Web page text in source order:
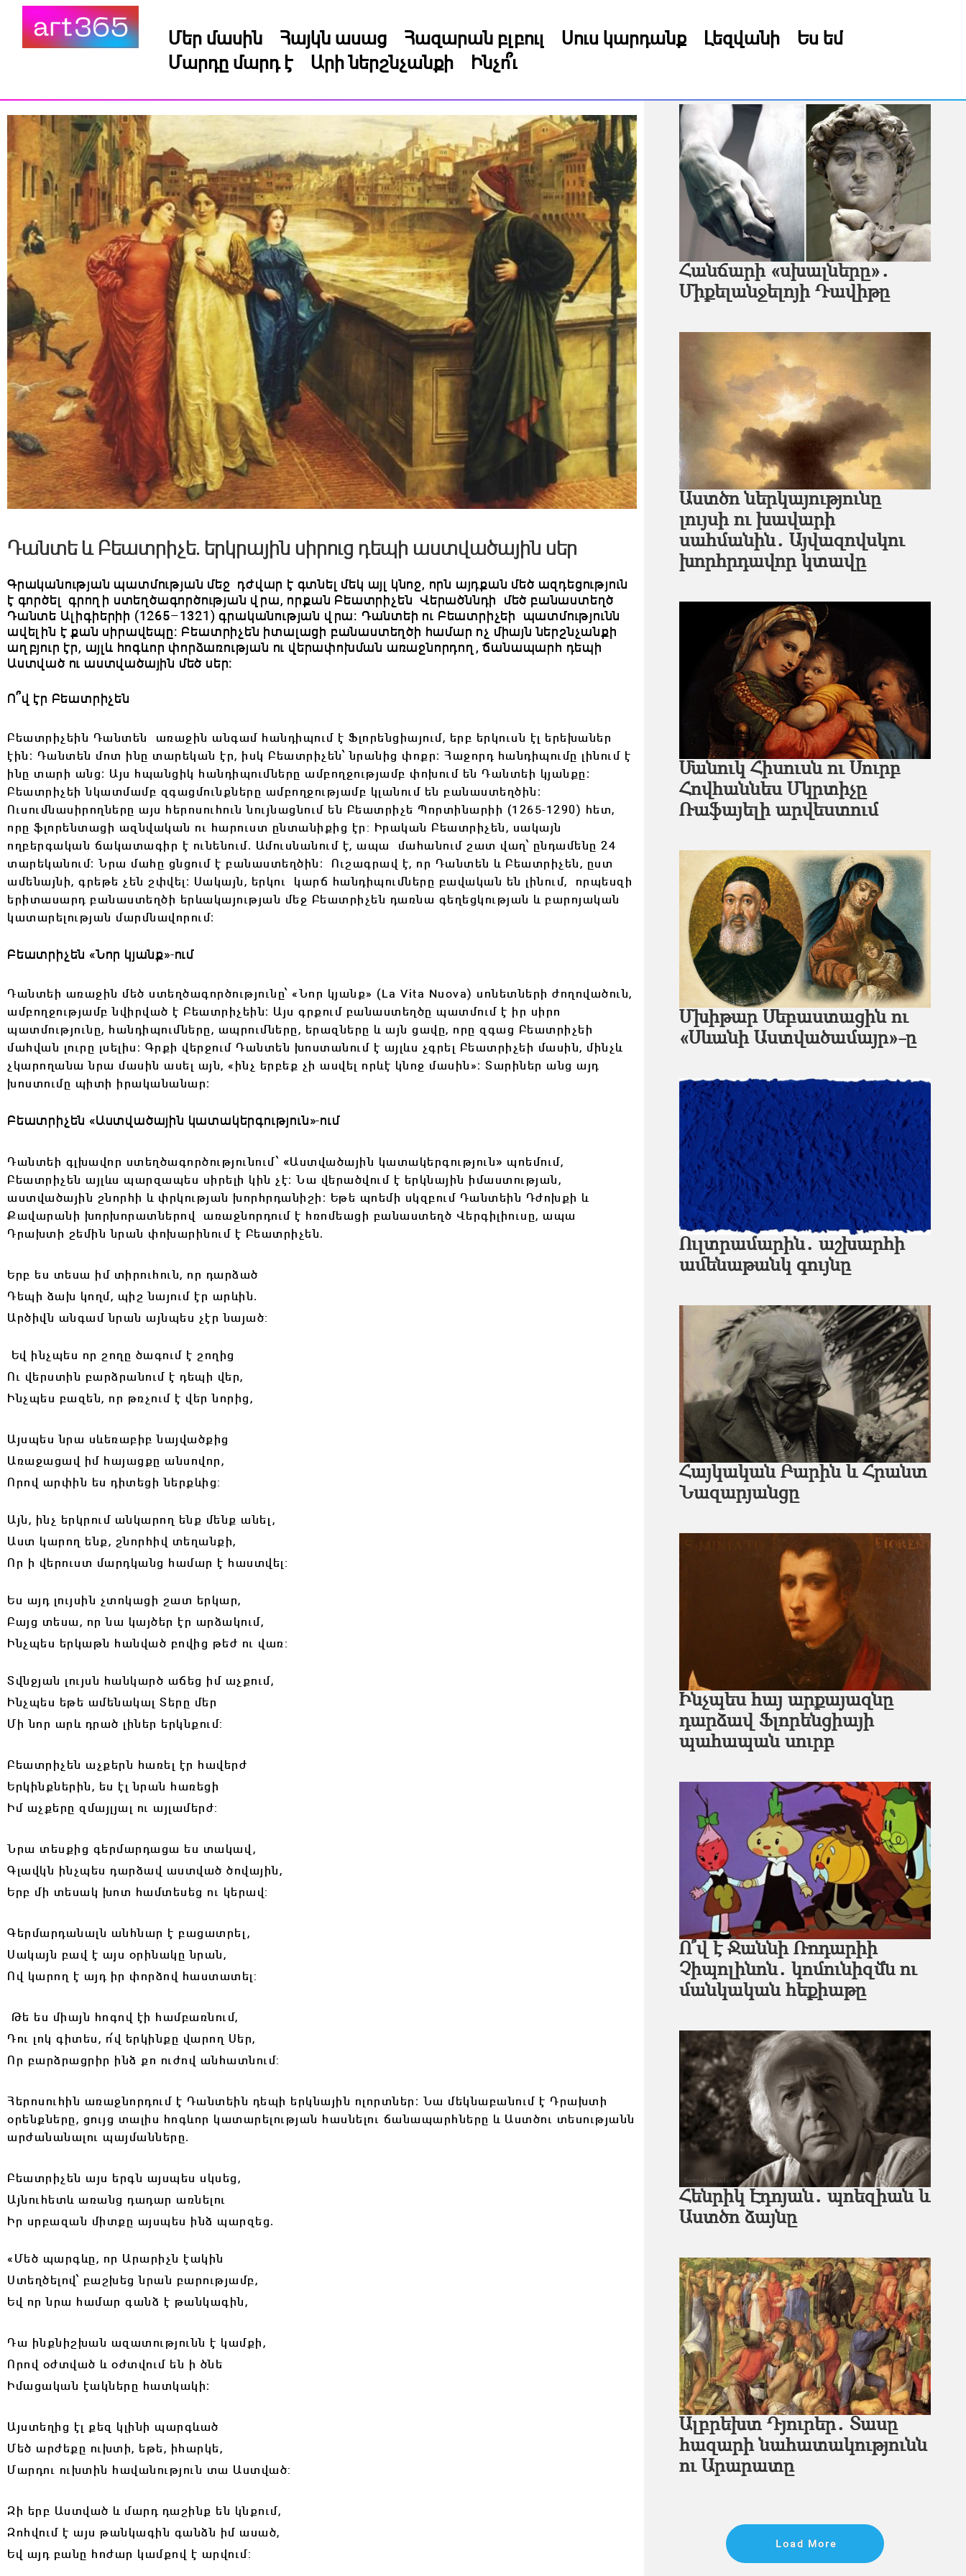
Մեր մասին Հայկն ասաց Հազարան բլբուլ Սուս կարդանք Լեզվանի
Ես եմ
Մարդը մարդ է
Արի ներշնչանքի Ինչո՞ւ
Դանտե և Բեատրիչե․ երկրային սիրուց դեպի աստվածային սեր
Գրականության պատմության մեջ դժվար է գտնել մեկ այլ կնոջ, որն այդքան մեծ ազդեցություն
է գործել գրողի ստեղծագործության վրա, որքան Բեատրիչեն Վերածննդի մեծ բանաստեղծ
Դանտե Ալիգիերիի (1265–1321) գրականության վրա։ Դանտեի ու Բեատրիչեի պատմությունն
ավելին է քան սիրավեպը։ Բեատրիչեն իտալացի բանաստեղծի համար ոչ միայն ներշնչանքի
աղբյուր էր, այլև հոգևոր փորձառության ու վերափոխման առաջնորդող, ճանապարհ դեպի
Աստված ու աստվածային մեծ սեր։
Ո՞վ էր Բեատրիչեն
Բեատրիչեին Դանտեն առաջին անգամ հանդիպում է Ֆլորենցիայում, երբ երկուսն էլ երեխաներ
էին։ Դանտեն մոտ ինը տարեկան էր, իսկ Բեատրիչեն՝ նրանից փոքր։ Հաջորդ հանդիպումը լինում է
ինը տարի անց։ Այս հպանցիկ հանդիպումները ամբողջությամբ փոխում են Դանտեի կյանքը։
Բեատրիչեի նկատմամբ զգացմունքները ամբողջությամբ կլանում են բանաստեղծին։
Ուսումնասիրողները այս հերոսուհուն նույնացնում են Բեատրիչե Պորտինարիի (1265-1290) հետ,
որը ֆլորենտացի ազնվական ու հարուստ ընտանիքից էր: Իրական Բեատրիչեն, սակայն
ողբերգական ճակատագիր է ունենում․ Ամուսնանում է, ապա մահանում շատ վաղ՝ ընդամենը 24
տարեկանում։ Նրա մահը ցնցում է բանաստեղծին։ Ուշագրավ է, որ Դանտեն և Բեատրիչեն, ըստ
ամենայնի, գրեթե չեն շփվել։ Սակայն, երկու կարճ հանդիպումները բավական են լինում, որպեսզի
երիտասարդ բանաստեղծի երևակայության մեջ Բեատրիչեն դառնա գեղեցկության և բարոյական
կատարելության մարմնավորում։
Բեատրիչեն «Նոր կյանք»-ում
Դանտեի առաջին մեծ ստեղծագործությունը՝ «Նոր կյանք» (La Vita Nuova) սոնետների ժողովածուն,
ամբողջությամբ նվիրված է Բեատրիչեին։ Այս գրքում բանաստեղծը պատմում է իր սիրո
պատմությունը, հանդիպումները, ապրումները, երազները և այն ցավը, որը զգաց Բեատրիչեի
մահվան լուրը լսելիս։ Գրքի վերջում Դանտեն խոստանում է այլևս չգրել Բեատրիչեի մասին, մինչև
չկարողանա նրա մասին ասել այն, «ինչ երբեք չի ասվել որևէ կնոջ մասին»։ Տարիներ անց այդ
խոստումը պիտի իրականանար։
Բեատրիչեն «Աստվածային կատակերգություն»-ում
Դանտեի գլխավոր ստեղծագործությունում՝ «Աստվածային կատակերգություն» պոեմում,
Բեատրիչեն այլևս պարզապես սիրելի կին չէ։ Նա վերածվում է երկնային իմաստության,
աստվածային շնորհի և փրկության խորհրդանիշի։ Եթե պոեմի սկզբում Դանտեին Դժոխքի և
Քավարանի խորխորատներով առաջնորդում է հռոմեացի բանաստեղծ Վերգիլիուսը, ապա
Դրախտի շեմին նրան փոխարինում է Բեատրիչեն․
Երբ ես տեսա իմ տիրուհուն, որ դարձած
Դեպի ձախ կողմ, պիշ նայում էր արևին.
Արծիվն անգամ նրան այնպես չէր նայած:
Եվ ինչպես որ շողը ծագում է շողից
Ու վերստին բարձրանում է դեպի վեր,
Ինչպես բազեն, որ թռչում է վեր նորից,
Այսպես նրա սևեռաբիբ նայվածքից
Առաջացավ իմ հայացքը անսովոր,
Որով արփին ես դիտեցի ներքևից:
Այն, ինչ երկրում անկարող ենք մենք անել,
Աստ կարող ենք, շնորհիվ տեղանքի,
Որ ի վերուստ մարդկանց համար է հաստվել:
Ես այդ լույսին չտոկացի շատ երկար,
Բայց տեսա, որ նա կայծեր էր արձակում,
Ինչպես երկաթն հանված բովից թեժ ու վառ:
Տվնջյան լույսն հանկարծ աճեց իմ աչքում,
Ինչպես եթե ամենակալ Տերը մեր
Մի նոր արև դրած լիներ երկնքում:
Բեատրիչեն աչքերն հառել էր հավերժ
Երկինքներին, ես էլ նրան հառեցի
Իմ աչքերը զմայլյալ ու այլամերժ:
Նրա տեսքից գերմարդացա ես տակավ,
Գլավկն ինչպես դարձավ աստված ծովային,
Երբ մի տեսակ խոտ համտեսեց ու կերավ:
Գերմարդանալն անհնար է բացատրել,
Սակայն բավ է այս օրինակը նրան,
Ով կարող է այդ իր փորձով հաստատել:
Թե ես միայն հոգով էի համբառնում,
Դու լոկ գիտես, ո՛վ երկինքը վարող Սեր,
Որ բարձրացրիր ինձ քո ուժով անհատնում:
Հերոսուհին առաջնորդում է Դանտեին դեպի երկնային ոլորտներ։ Նա մեկնաբանում է Դրախտի
օրենքները, ցույց տալիս հոգևոր կատարելության հասնելու ճանապարհները և Աստծու տեսությանն
արժանանալու պայմանները․
Բեատրիչեն այս երգն այսպես սկսեց,
Այնուհետև առանց դադար առնելու
Իր սրբազան միտքը այսպես ինձ պարզեց.
«Մեծ պարգևը, որ Արարիչն էակին
Ստեղծելով՝ բաշխեց նրան բարությամբ,
Եվ որ նրա համար գանձ է թանկագին,
Դա ինքնիշխան ազատությունն է կամքի,
Որով օժտված և օժտվում են ի ծնե
Իմացական էակները հատկակի։
Այստեղից էլ քեզ կլինի պարգևած
Մեծ արժեքը ուխտի, եթե, իհարկե,
Մարդու ուխտին հավանություն տա Աստված:
Զի երբ Աստված և մարդ դաշինք են կնքում,
Զոհվում է այս թանկագին գանձն իմ ասած,
Եվ այդ բանը հոժար կամքով է արվում:
Հանճարի «սխալները»․
Միքելանջելոյի Դավիթը
Աստծո ներկայությունը
լույսի ու խավարի
սահմանին․ Այվազովսկու
խորհրդավոր կտավը
Մանուկ Հիսուսն ու Սուրբ
Հովհաննես Մկրտիչը
Ռաֆայելի արվեստում
Մխիթար Սեբաստացին ու
«Սևանի Աստվածամայր»-ը
Ուլտրամարին․ աշխարհի
ամենաթանկ գույնը
Հայկական Բարին և Հրանտ
Նազարյանցը
Ինչպես հայ արքայազնը
դարձավ Ֆլորենցիայի
պահապան սուրբ
Ո՞վ է Ջաննի Ռոդարիի
Չիպոլինոն․ կոմունիզմն ու
մանկական հեքիաթը
Հենրիկ Էդոյան․ պոեզիան և
Աստծո ձայնը
Ալբրեխտ Դյուրեր․ Տասը
հազարի նահատակությունն
ու Արարատը
Load More